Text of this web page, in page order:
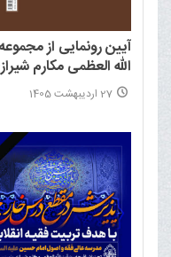
آیین رونمایی از
الله العظمی مکارم
27 اردیبهشت 1405